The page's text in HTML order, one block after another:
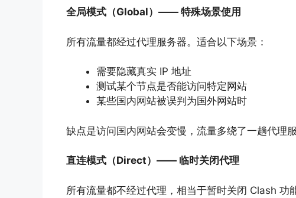
全局模式（Global）—— 特殊场景使用
所有流量都经过代理服务器。适合以下场景：
需要隐藏真实 IP 地址
测试某个节点是否能访问特定网站
某些国内网站被误判为国外网站时
缺点是访问国内网站会变慢，流量多绕了一趟代理服
直连模式（Direct）—— 临时关闭代理
所有流量都不经过代理，相当于暂时关闭 Clash